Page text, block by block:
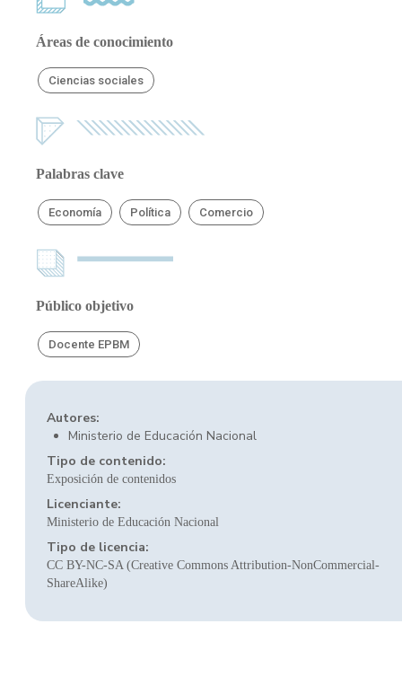
Áreas de conocimiento
Ciencias sociales
Palabras clave
Economía Política Comercio
Público objetivo
Docente EPBM
Autores:
Ministerio de Educación Nacional
Tipo de contenido:
Exposición de contenidos
Licenciante:
Ministerio de Educación Nacional
Tipo de licencia:
CC BY-NC-SA (Creative Commons Attribution-NonCommercial-
ShareAlike)